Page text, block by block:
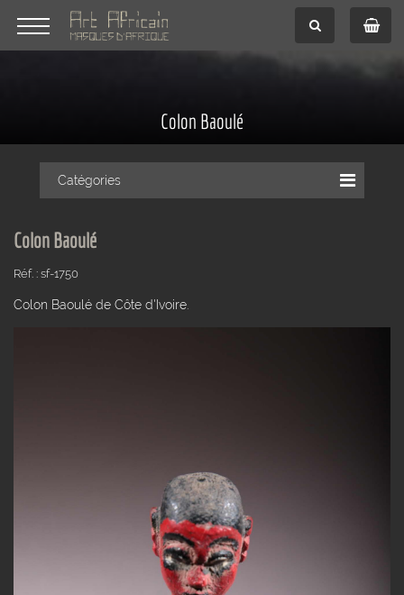
Colon Baoulé
Catégories
Colon Baoulé
Réf. : sf-1750
Colon Baoulé de Côte d'Ivoire.